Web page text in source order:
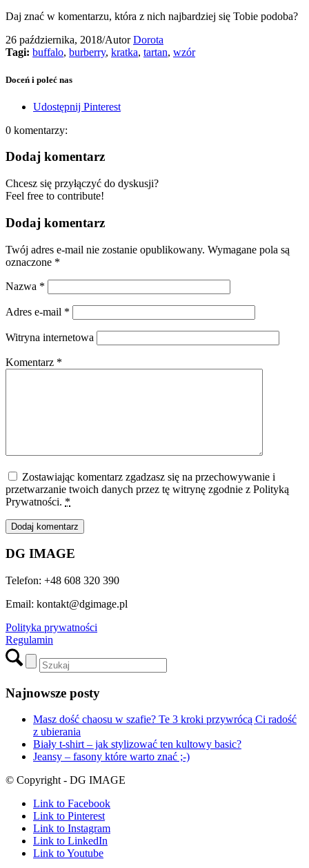
Daj znać w komentarzu, która z nich najbardziej się Tobie podoba?
26 października, 2018/AutorDorota
Tagi: buffalo, burberry, kratka, tartan, wzór
Doceń i poleć nas
Udostępnij Pinterest
0 komentarzy:
Dodaj komentarz
Chcesz się przyłączyć do dyskusji?
Feel free to contribute!
Dodaj komentarz
Twój adres e-mail nie zostanie opublikowany. Wymagane pola są
oznaczone *
Nazwa *
Adres e-mail *
Witryna internetowa
Komentarz *
Zostawiając komentarz zgadzasz się na przechowywanie i
przetwarzanie twoich danych przez tę witrynę zgodnie z Polityką
Prywatności. *
DG IMAGE
Telefon: +48 608 320 390
Email: kontakt@dgimage.pl
Polityka prywatności
Regulamin
Najnowsze posty
Masz dość chaosu w szafie? Te 3 kroki przywrócą Ci radość
z ubierania
Biały t-shirt – jak stylizować ten kultowy basic?
Jeansy – fasony które warto znać ;-)
© Copyright - DG IMAGE
Link to Facebook
Link to Pinterest
Link to Instagram
Link to LinkedIn
Link to Youtube